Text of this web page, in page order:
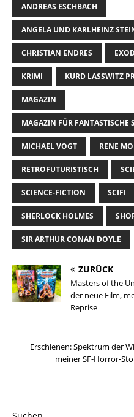
ANDREAS ESCHBACH
ANGELA UND KARLHEINZ
CHRISTIAN ENDRES
KRIMI KURD LASSWITZ
MAGAZIN
MAGAZIN FÜR FANTASTISCHE
MICHAEL VOGT RENE
RETROFUTURISTISCH
SCIENCE-FICTION SCIFI
SHERLOCK HOLMES
SIR ARTHUR CONAN DOYLE
ZURÜCK
Masters of the
der neue Film,
Reprise
Erschienen: Spektrum der
meiner SF-Horror-